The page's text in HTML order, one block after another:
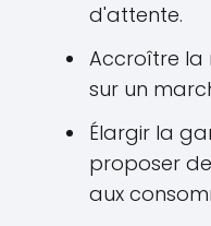
d'attente.
Accroître la
sur un
Élargir la
proposer
aux